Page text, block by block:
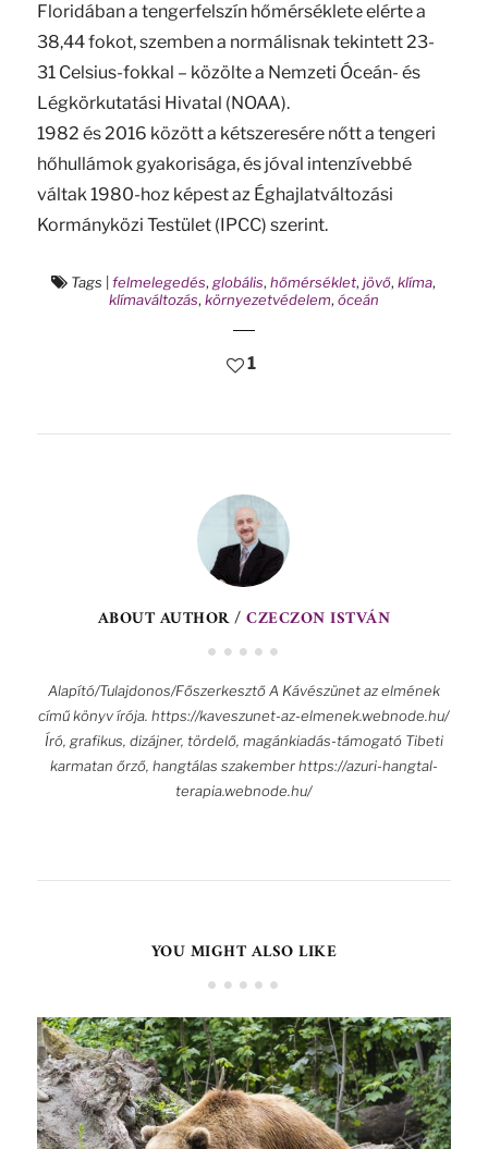
Floridában a tengerfelszín hőmérséklete elérte a
38,44 fokot, szemben a normálisnak tekintett 23-
31 Celsius-fokkal – közölte a Nemzeti Óceán- és
Légkörkutatási Hivatal (NOAA).
1982 és 2016 között a kétszeresére nőtt a tengeri
hőhullámok gyakorisága, és jóval intenzívebbé
váltak 1980-hoz képest az Éghajlatváltozási
Kormányközi Testület (IPCC) szerint.
Tags |felmelegedés,globális,hőmérséklet,jövő,klíma,
klímaváltozás, környezetvédelem, óceán
1
ABOUT AUTHOR /CZECZON ISTVÁN
Alapító/Tulajdonos/Főszerkesztő A Kávészünet az elmének
című könyv írója. https://kaveszunet-az-elmenek.webnode.hu/
Író, grafikus, dizájner, tördelő, magánkiadás-támogató Tibeti
karmatan őrző, hangtálas szakember https://azuri-hangtal-
terapia.webnode.hu/
YOU MIGHT ALSO LIKE